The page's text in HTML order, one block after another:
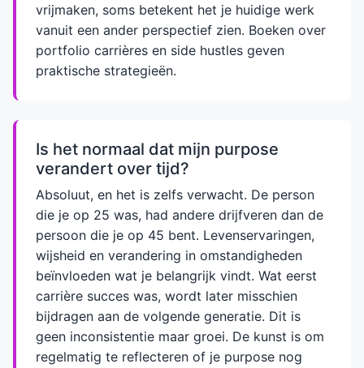
vrijmaken, soms betekent het je huidige werk
vanuit een ander perspectief zien. Boeken over
portfolio carrières en side hustles geven
praktische strategieën.
Is het normaal dat mijn purpose
verandert over tijd?
Absoluut, en het is zelfs verwacht. De person
die je op 25 was, had andere drijfveren dan de
persoon die je op 45 bent. Levenservaringen,
wijsheid en verandering in omstandigheden
beïnvloeden wat je belangrijk vindt. Wat eerst
carrière succes was, wordt later misschien
bijdragen aan de volgende generatie. Dit is
geen inconsistentie maar groei. De kunst is om
regelmatig te reflecteren of je purpose nog